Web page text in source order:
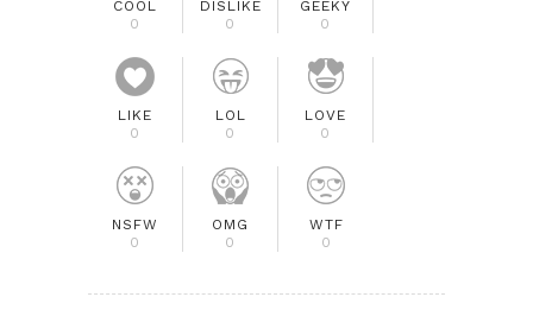
COOL
0
DISLIKE
0
GEEKY
0
LIKE
0
LOL
0
LOVE
0
NSFW
0
OMG
0
WTF
0